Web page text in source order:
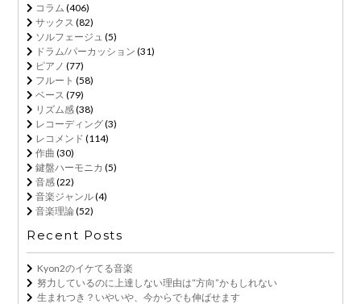
コラム (406)
サックス (82)
ソルフェージュ (5)
ドラム/パーカッション (31)
ピアノ (77)
フルート (58)
ベース (79)
リズム感(38)
レコーディング(3)
レコメンド (114)
作曲 (30)
鍵盤ハーモニカ (5)
音感(22)
音楽ジャンル(4)
音楽理論(52)
Recent Posts
Kyon2のイケてる音楽
努力しているのに上達しない理由は“方向”かもしれない
生まれつき？いやいや、今からでも伸ばせます